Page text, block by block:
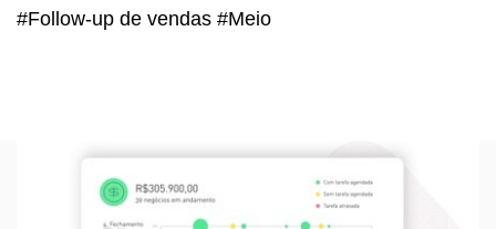
#Follow-up de vendas #Meio